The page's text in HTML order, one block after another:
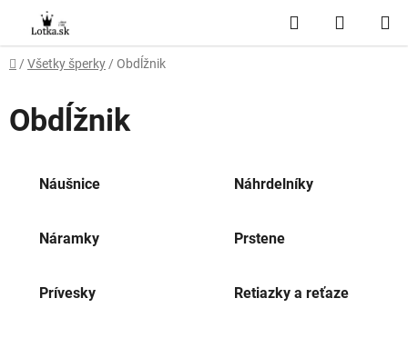
obsah
Hľadať
KOŠÍK
Domov
/ Všetky šperky / Obdĺžnik
Obdĺžnik
Náušnice Náhrdelníky
Náramky Prstene
Prívesky Retiazky a reťaze